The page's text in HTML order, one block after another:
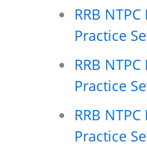
RRB
Practice
RRB
Practice
RRB
Practice